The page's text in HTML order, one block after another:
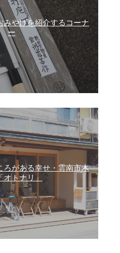
みやげを紹介するコーナ
ー
ろがある幸せ・雲南市木
オトナリ」